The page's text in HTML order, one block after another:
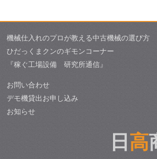
機械仕入れのプロが教える中古機械の選び方
ひだっくまクンのギモンコーナー
『稼ぐ工場設備 研究所通信』
お問い合わせ
デモ機貸出お申し込み
お知らせ
日高